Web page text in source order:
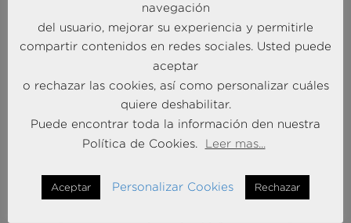
verdadera palanca de rentabilidad,
diferenciación y valorización del activo.
“Los programas de
fidelización parecen caros
hasta que entiendes su
impacto real: si hay millones
de puntos en circulación es
es un gasto operativo, es una
inversión estratégica que
navegación
del usuario, mejorar su experiencia y permitirle
compartir contenidos en redes sociales. Usted puede
aceptar
o rechazar las cookies, así como personalizar cuáles
quiere deshabilitar.
Puede encontrar toda la información den nuestra
Política de Cookies.
Leer mas...
Aceptar Personalizar Cookies Rechazar